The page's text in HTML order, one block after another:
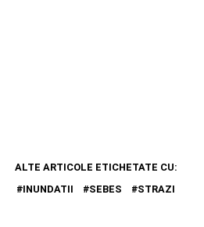
ALTE ARTICOLE ETICHETATE CU:
INUNDATII
SEBES STRAZI